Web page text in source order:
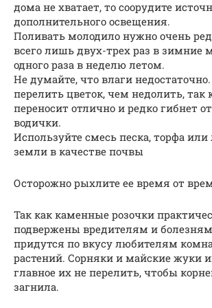
дома не хватает, то соорудите
дополнительного освещения.
Поливать молодило нужно очень
всего лишь двух-трех раз в зимние
одного раза в неделю летом.
Не думайте, что влаги
перелить цветок, чем недолить, так
переносит отлично и редко гибнет
водички.
Используйте смесь песка, торфа или
земли в качестве почвы
Осторожно рыхлите ее время от
Так как каменные розочки
подвержены вредителям и
придутся по вкусу любителям
растений. Сорняки и майские жуки
главное их не перелить, чтобы
загнила.